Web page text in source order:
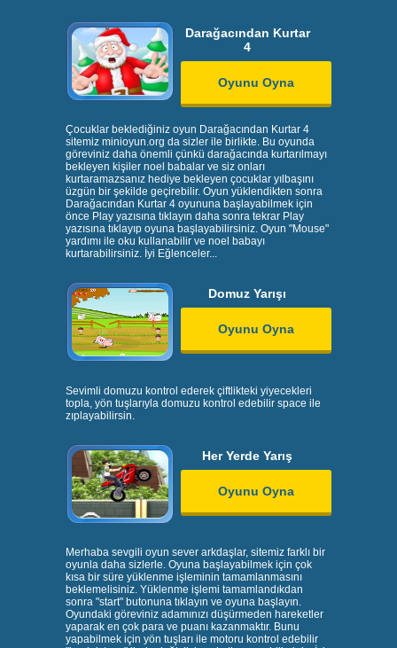
Darağacından Kurtar
4
Oyunu Oyna
Çocuklar beklediğiniz oyun Darağacından Kurtar 4
sitemiz minioyun.org da sizler ile birlikte. Bu oyunda
göreviniz daha önemli çünkü darağacında kurtarılmayı
bekleyen kişiler noel babalar ve siz onları
kurtaramazsanız hediye bekleyen çocuklar yılbaşını
üzgün bir şekilde geçirebilir. Oyun yüklendikten sonra
Darağacından Kurtar 4 oyununa başlayabilmek için
önce Play yazısına tıklayın daha sonra tekrar Play
yazısına tıklayıp oyuna başlayabilirsiniz. Oyun "Mouse"
yardımı ile oku kullanabilir ve noel babayı
kurtarabilirsiniz. İyi Eğlenceler...
Domuz Yarışı
Oyunu Oyna
Sevimli domuzu kontrol ederek çiftlikteki yiyecekleri
topla, yön tuşlarıyla domuzu kontrol edebilir space ile
zıplayabilirsin.
Her Yerde Yarış
Oyunu Oyna
Merhaba sevgili oyun sever arkdaşlar, sitemiz farklı bir
oyunla daha sizlerle. Oyuna başlayabilmek için çok
kısa bir süre yüklenme işleminin tamamlanmasını
beklemelisiniz. Yüklenme işlemi tamamlandıkdan
sonra "start" butonuna tıklayın ve oyuna başlayın.
Oyundaki göreviniz adamınızı düşürmeden hareketler
yaparak en çok para ve puanı kazanmaktır. Bunu
yapabilmek için yön tuşları ile motoru kontrol edebilir